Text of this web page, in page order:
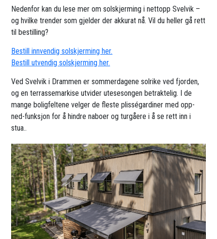
Nedenfor kan du lese mer om solskjerming i nettopp Svelvik –
og hvilke trender som gjelder der akkurat nå. Vil du heller gå rett
til bestilling?
Bestill innvendig solskjerming her.
Bestill utvendig solskjerming her.
Ved Svelvik i Drammen er sommerdagene solrike ved fjorden,
og en terrassemarkise utvider utesesongen betraktelig. I de
mange boligfeltene velger de fleste plisségardiner med opp-
ned-funksjon for å hindre naboer og turgåere i å se rett inn i
stua..